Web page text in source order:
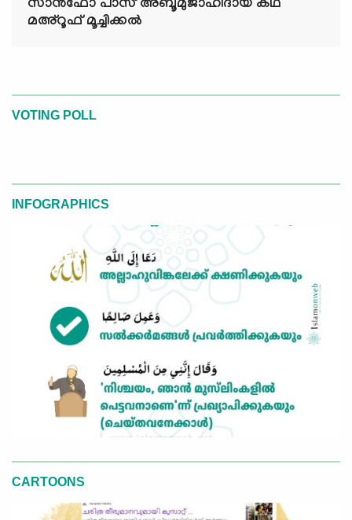
സാൻഫോ പാസ് അബൂമുജാഹിദായ കഥ
മഅ്റൂഫ് മൂച്ചിക്കല്‍
VOTING POLL
INFOGRAPHICS
CARTOONS